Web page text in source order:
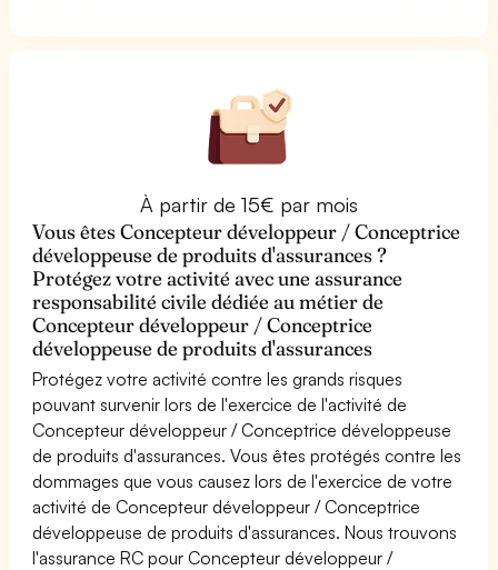
À partir de 15€ par mois
Vous êtes Concepteur développeur / Conceptrice
développeuse de produits d'assurances ?
Protégez votre activité avec une assurance
responsabilité civile dédiée au métier de
Concepteur développeur / Conceptrice
développeuse de produits d'assurances
Protégez votre activité contre les grands risques
pouvant survenir lors de l'exercice de l'activité de
Concepteur développeur / Conceptrice développeuse
de produits d'assurances. Vous êtes protégés contre les
dommages que vous causez lors de l'exercice de votre
activité de Concepteur développeur / Conceptrice
développeuse de produits d'assurances. Nous trouvons
l'assurance RC pour Concepteur développeur /